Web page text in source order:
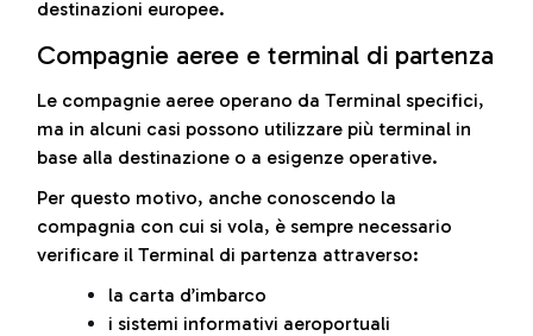
destinazioni europee.
Compagnie aeree e terminal di partenza
Le compagnie aeree operano da Terminal specifici,
ma in alcuni casi possono utilizzare più terminal in
base alla destinazione o a esigenze operative.
Per questo motivo, anche conoscendo la
compagnia con cui si vola, è sempre necessario
verificare il Terminal di partenza attraverso:
la carta d’imbarco
i sistemi informativi aeroportuali